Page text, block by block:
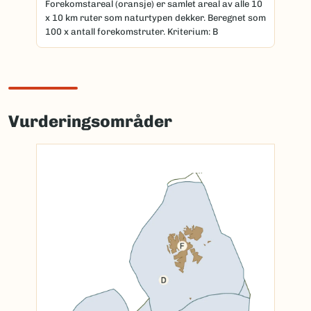
Forekomstareal (oransje) er samlet areal av alle 10
x 10 km ruter som naturtypen dekker. Beregnet som
100 x antall forekomstruter. Kriterium: B
Vurderingsområder